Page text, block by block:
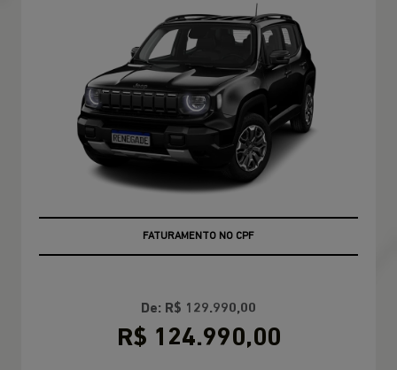
ÚLTIMAS UNIDADES
De: R$ 129.990,00
R$ 124.990,00